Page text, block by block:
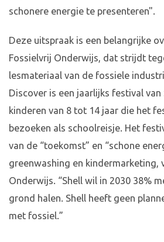
schonere energie te presenteren".
Deze uitspraak is een belangrijke
Fossielvrij Onderwijs, dat strijdt
lesmateriaal van de fossiele
Discover is een jaarlijks festival
kinderen van 8 tot 14 jaar die het
bezoeken als schoolreisje. Het
van de “toekomst” en “schone
greenwashing en kindermarketing,
Onderwijs. “Shell wil in 2030 38%
grond halen. Shell heeft geen
met fossiel.”